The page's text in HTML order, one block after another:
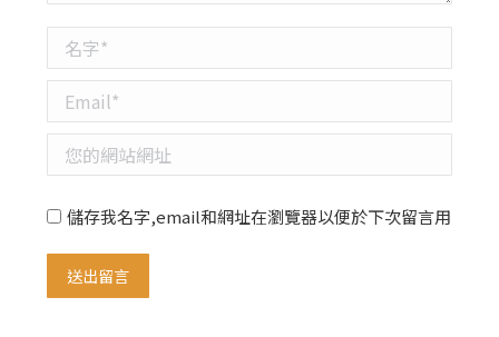
名字 *
Email *
您的網站網址
儲存我名字,email和網址在瀏覽器以便於下次留言用
送出留言